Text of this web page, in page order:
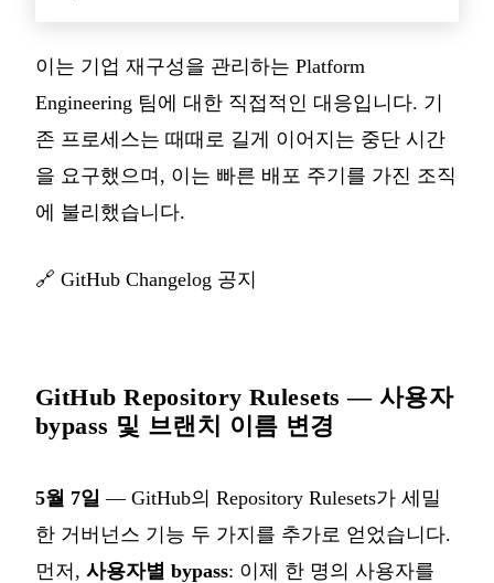
이는 기업 재구성을 관리하는 Platform
Engineering 팀에 대한 직접적인 대응입니다. 기
존 프로세스는 때때로 길게 이어지는 중단 시간
을 요구했으며, 이는 빠른 배포 주기를 가진 조직
에 불리했습니다.
🔗 GitHub Changelog 공지
GitHub Repository Rulesets — 사용자
bypass 및 브랜치 이름 변경
5월 7일 — GitHub의 Repository Rulesets가 세밀
한 거버넌스 기능 두 가지를 추가로 얻었습니다.
먼저, 사용자별 bypass: 이제 한 명의 사용자를